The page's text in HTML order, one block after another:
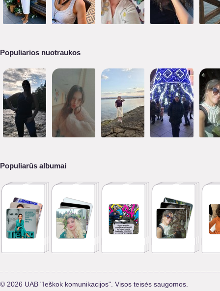
Populiarios nuotraukos
Populiarūs albumai
© 2026 UAB "Ieškok komunikacijos". Visos teisės saugomos.